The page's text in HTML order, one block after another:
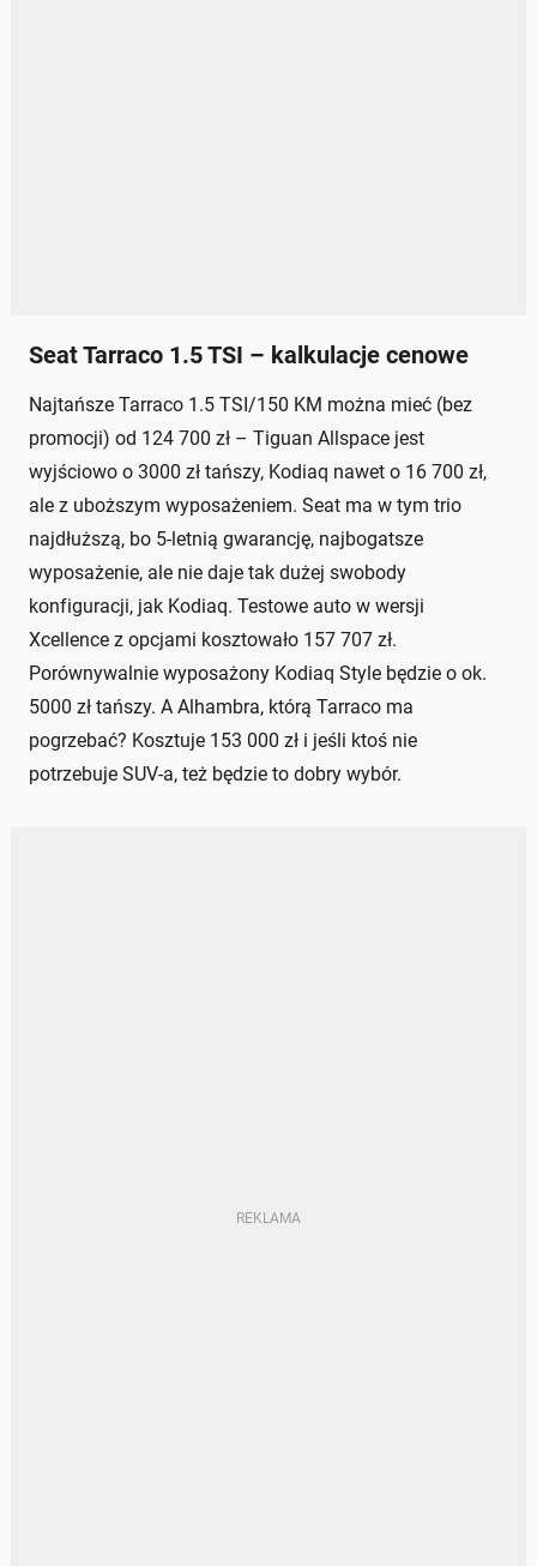
Seat Tarraco 1.5 TSI – kalkulacje cenowe
Najtańsze Tarraco 1.5 TSI/150 KM można mieć (bez
promocji) od 124 700 zł – Tiguan Allspace jest
wyjściowo o 3000 zł tańszy, Kodiaq nawet o 16 700 zł,
ale z uboższym wyposażeniem. Seat ma w tym trio
najdłuższą, bo 5-letnią gwarancję, najbogatsze
wyposażenie, ale nie daje tak dużej swobody
konfiguracji, jak Kodiaq. Testowe auto w wersji
Xcellence z opcjami kosztowało 157 707 zł.
Porównywalnie wyposażony Kodiaq Style będzie o ok.
5000 zł tańszy. A Alhambra, którą Tarraco ma
pogrzebać? Kosztuje 153 000 zł i jeśli ktoś nie
potrzebuje SUV-a, też będzie to dobry wybór.